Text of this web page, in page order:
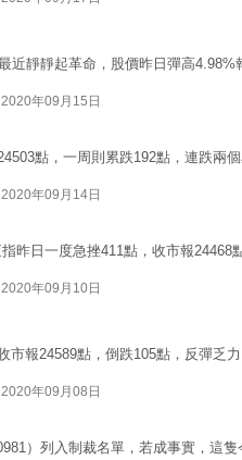
近靜靜起革命，股價昨日彈高4.98%
2020年09月15日
點，一周則累跌192點，連跌兩
2020年09月14日
昨日一度急挫411點，收市報24468
2020年09月10日
市報24589點，倒跌105點，反彈乏
2020年09月08日
）列入制裁名單，若成事實，這隻